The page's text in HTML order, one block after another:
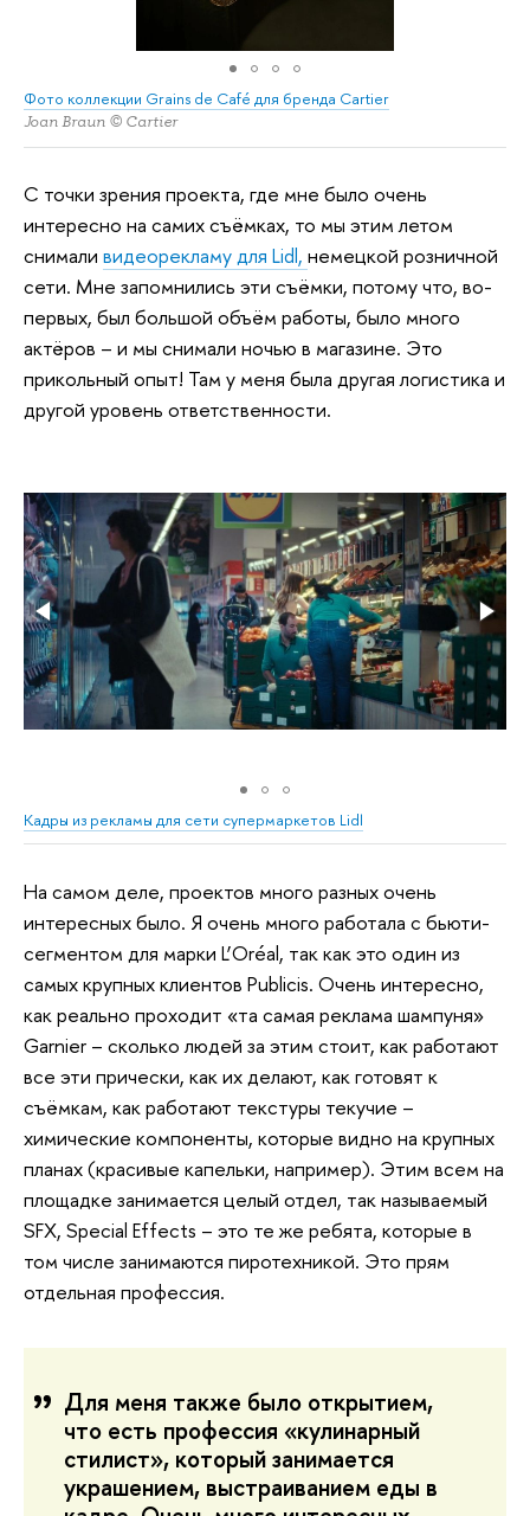
Фото коллекции Grains de Café для бренда Cartier
Joan Braun © Cartier
С точки зрения проекта, где мне было очень
интересно на самих съёмках, то мы этим летом
снимали видеорекламу для Lidl, немецкой розничной
сети. Мне запомнились эти съёмки, потому что, во-
первых, был большой объём работы, было много
актёров – и мы снимали ночью в магазине. Это
прикольный опыт! Там у меня была другая логистика и
другой уровень ответственности.
Кадры из рекламы для сети супермаркетов Lidl
На самом деле, проектов много разных очень
интересных было. Я очень много работала с бьюти-
сегментом для марки L’Oréal, так как это один из
самых крупных клиентов Publicis. Очень интересно,
как реально проходит «та самая реклама шампуня»
Garnier – сколько людей за этим стоит, как работают
все эти прически, как их делают, как готовят к
съёмкам, как работают текстуры текучие –
химические компоненты, которые видно на крупных
планах (красивые капельки, например). Этим всем на
площадке занимается целый отдел, так называемый
SFX, Special Effects – это те же ребята, которые в
том числе занимаются пиротехникой. Это прям
отдельная профессия.
Для меня также было открытием,
что есть профессия «кулинарный
стилист», который занимается
украшением, выстраиванием еды в